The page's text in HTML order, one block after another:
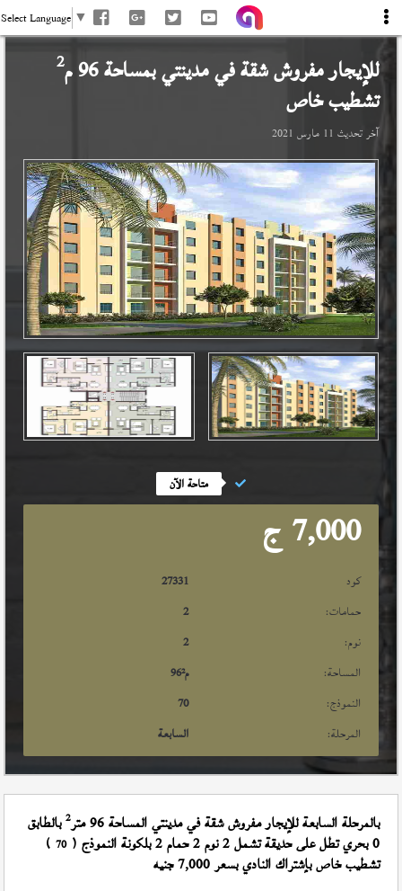
Select Language ▼
للإيجار مفروش شقة فيمدينتيبمساحة 96 م 2
تشطيب خاص
آخر تحديث 11 مارس 2021
متاحة الآن
7,000 ج
كود
27331
حمامات:
2
نوم:
2
المساحة:
96م²
النموذج:
70
المرحلة:
السابعة
بالمرحلة السابعة للإيجار مفروش شقة في مدينتي المساحة 96 متر 2بالطابق
0 بحري تطل على حديقة تشمل 2 نوم 2 حمام 2 بلكونة النموذج ( 70
)
تشطيب خاص بإشتراك النادي بسعر 7,000 جنيه